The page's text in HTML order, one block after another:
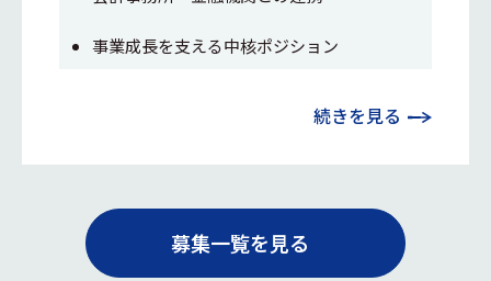
事業成長を支える中核ポジション
続きを見る
募集一覧を見る